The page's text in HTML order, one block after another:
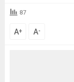
87
A+ A-